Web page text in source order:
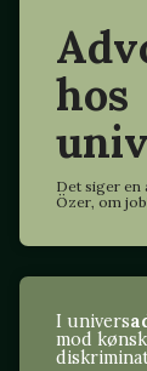
hos
Det siger en
Özer, om
I univers
mod